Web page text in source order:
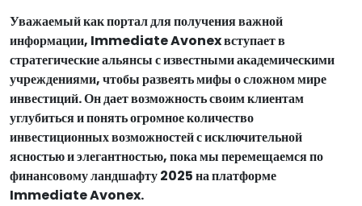
Уважаемый как портал для получения важной
информации, Immediate Avonex вступает в
стратегические альянсы с известными академическими
учреждениями, чтобы развеять мифы о сложном мире
инвестиций. Он дает возможность своим клиентам
углубиться и понять огромное количество
инвестиционных возможностей с исключительной
ясностью и элегантностью, пока мы перемещаемся по
финансовому ландшафту 2025 на платформе
Immediate Avonex.